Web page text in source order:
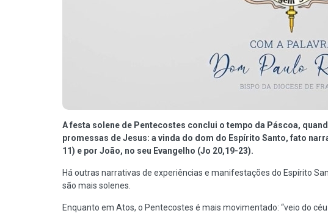
A festa solene de Pentecostes conclui o tempo da Páscoa,
promessas de Jesus: a vinda do dom do Espírito Santo, fato
11) e por João, no seu Evangelho (Jo 20,19-23).
Há outras narrativas de experiências e manifestações do Espírito
são mais solenes.
Enquanto em Atos, o Pentecostes é mais movimentado: “veio do